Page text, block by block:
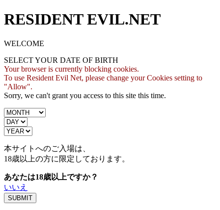
RESIDENT EVIL.NET
WELCOME
SELECT YOUR DATE OF BIRTH
Your browser is currently blocking cookies.
To use Resident Evil Net, please change your Cookies setting to
"Allow".
Sorry, we can't grant you access to this site this time.
本サイトへのご入場は、
18歳以上の方に限定しております。
あなたは18歳以上ですか？
いいえ